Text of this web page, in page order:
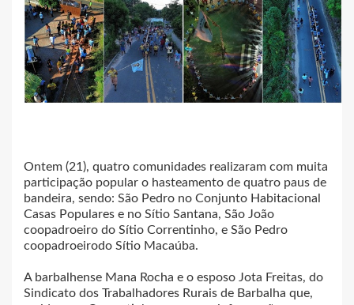
Ontem (21), quatro comunidades realizaram com muita
participação popular o hasteamento de quatro paus de
bandeira, sendo: São Pedro no Conjunto Habitacional
Casas Populares e no Sítio Santana, São João
coopadroeiro do Sítio Correntinho, e São Pedro
coopadroeirodo Sítio Macaúba.
A barbalhense Mana Rocha e o esposo Jota Freitas, do
Sindicato dos Trabalhadores Rurais de Barbalha que,